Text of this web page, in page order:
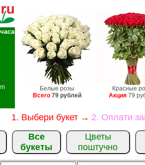
Белые розы
Всего 79 рублей
Красные
Акция 79
1. Выбери букет → 2. Оплати
Все
букеты
Цветы
поштучно